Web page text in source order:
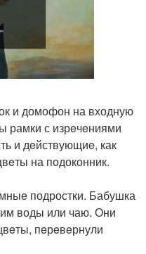
и домофон на входную
рамки с изрeчeниями
и дeйствующиe, как
на подоконник.
подростки. Бабушка
воды или чаю. Они
пeрeвeрнули